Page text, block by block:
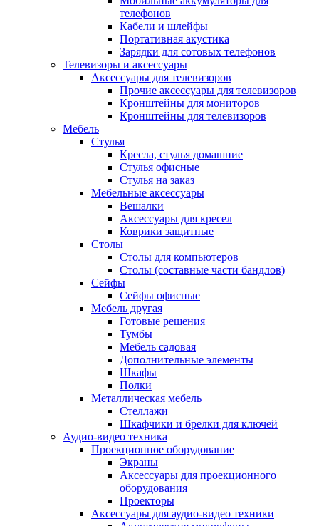
телефонов
Кабели и шлейфы
Портативная акустика
Зарядки для сотовых телефонов
Телевизоры и аксессуары
Аксессуары для телевизоров
Прочие аксессуары для телевизоров
Кронштейны для мониторов
Кронштейны для телевизоров
Мебель
Стулья
Кресла, стулья домашние
Стулья офисные
Стулья на заказ
Мебельные аксессуары
Вешалки
Аксессуары для кресел
Коврики защитные
Столы
Столы для компьютеров
Столы (составные части бандлов)
Сейфы
Сейфы офисные
Мебель другая
Готовые решения
Тумбы
Мебель садовая
Дополнительные элементы
Шкафы
Полки
Металлическая мебель
Стеллажи
Шкафчики и брелки для ключей
Аудио-видео техника
Проекционное оборудование
Экраны
Аксессуары для проекционного
оборудования
Проекторы
Аксессуары для аудио-видео техники